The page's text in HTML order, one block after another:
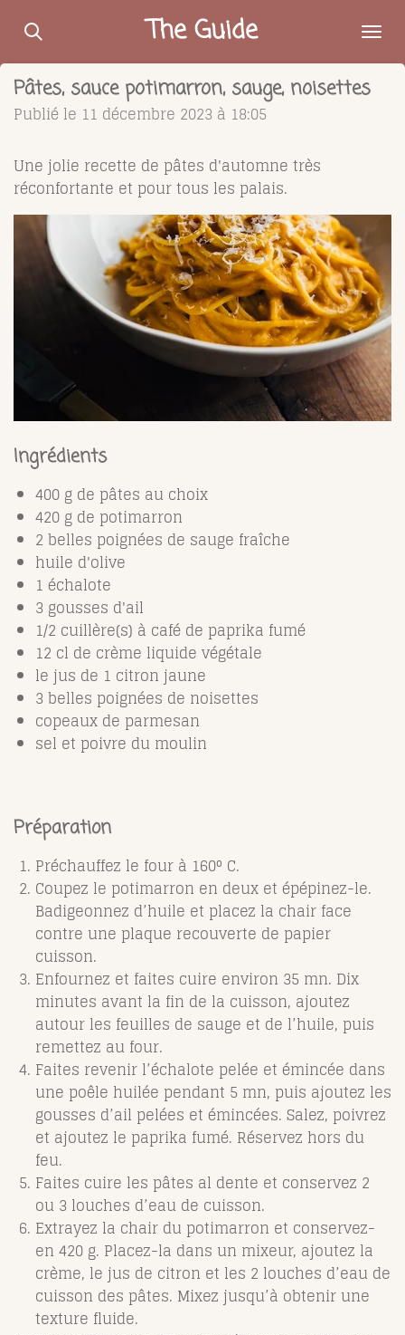
Passer
contenu
principal
The Guide
Pâtes, sauce potimarron, sauge, noisettes
Publié le 11 décembre 2023 à 18:05
Une jolie recette de pâtes d'automne très
réconfortante et pour tous les palais.
Ingrédients
400 g de pâtes au choix
420 g de potimarron
2 belles poignées de sauge fraîche
huile d'olive
1 échalote
3 gousses d'ail
1/2 cuillère(s) à café de paprika fumé
12 cl de crème liquide végétale
le jus de 1 citron jaune
3 belles poignées de noisettes
copeaux de parmesan
sel et poivre du moulin
Préparation
Préchauffez le four à 160° C.
Coupez le potimarron en deux et épépinez-le.
Badigeonnez d’huile et placez la chair face
contre une plaque recouverte de papier
cuisson.
Enfournez et faites cuire environ 35 mn. Dix
minutes avant la fin de la cuisson, ajoutez
autour les feuilles de sauge et de l’huile, puis
remettez au four.
Faites revenir l’échalote pelée et émincée dans
une poêle huilée pendant 5 mn, puis ajoutez les
gousses d’ail pelées et émincées. Salez, poivrez
et ajoutez le paprika fumé. Réservez hors du
feu.
Faites cuire les pâtes al dente et conservez 2
ou 3 louches d’eau de cuisson.
Extrayez la chair du potimarron et conservez-
en 420 g. Placez-la dans un mixeur, ajoutez la
crème, le jus de citron et les 2 louches d’eau de
cuisson des pâtes. Mixez jusqu’à obtenir une
texture fluide.